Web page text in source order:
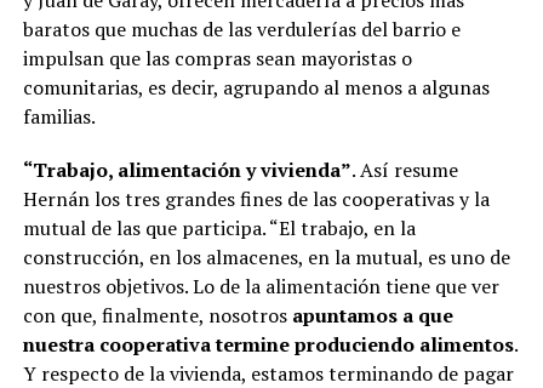
baratos que muchas de las verdulerías del barrio e
impulsan que las compras sean mayoristas o
comunitarias, es decir, agrupando al menos a algunas
familias.
“Trabajo, alimentación y vivienda”. Así resume
Hernán los tres grandes fines de las cooperativas y la
mutual de las que participa. “El trabajo, en la
construcción, en los almacenes, en la mutual, es uno de
nuestros objetivos. Lo de la alimentación tiene que ver
con que, finalmente, nosotrosapuntamos a que
nuestra cooperativa termine produciendo alimentos.
Y respecto de la vivienda, estamos terminando de pagar